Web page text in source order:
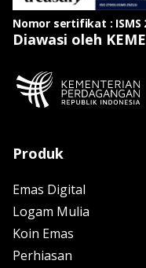
Nomor sertifikat : ISMS
Diawasi oleh
Produk
Emas Digital
Logam Mulia
Koin Emas
Perhiasan